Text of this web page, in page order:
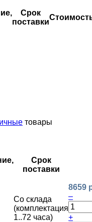
Срок
поставки
товары
Срок
поставки
Со склада
(комплектация
1..72 часа)
8659
–
+